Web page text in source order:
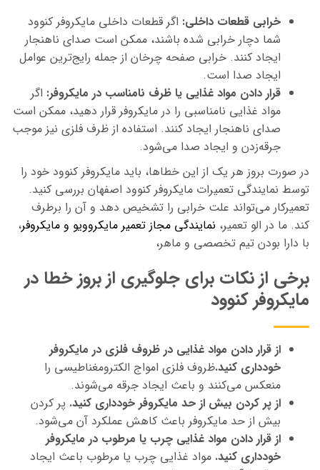
خرابی قطعات داخلی: اگر قطعات داخلی مایکروفر کنوود
شما دچار خرابی شده باشند، ممکن است صدای ناهنجار
ایجاد کنند. خرابی صفحه چرخان از جمله رایج‌ترین عوامل
ایجاد صدا است.
قرار دادن مواد غذایی یا ظرف نامناسب در مایکروفر: اگر
مواد غذایی نامناسبی را در مایکروفر قرار دهید، ممکن است
صدای ناهنجار ایجاد کنند. استفاده از ظرف فلزی نیز موجب
جرقه‌زدن و ایجاد صدا می‌شود.
در صورت بروز هر یک از این خطاها، باید مایکروفر کنوود خود را
توسط نمایندگی تعمیرات مایکروفر کنوود اصفهان بررسی کنید.
تعمیرکار می‌تواند علت خرابی را تشخیص دهد و آن را برطرف
کند. ما در الو تعمیر، نمایندگی مجاز تعمیر مایکروویو و مایکروفر،
با دارا بودن تیم تخصصی و ماهر،
برخی از نکات برای جلوگیری از بروز خطا در
مایکروفر کنوود
از قرار دادن مواد غذایی در ظروف فلزی در مایکروفر
خودداری کنید.ظروف فلزی امواج الکترومغناطیسی را
منعکس می‌کنند و باعث ایجاد جرقه می‌شوند.
از پر کردن بیش از حد مایکروفر خودداری کنید. پر کردن
بیش از حد مایکروفر باعث کاهش عملکرد آن می‌شود.
از قرار دادن مواد غذایی چرب یا مرطوب در مایکروفر
خودداری کنید. مواد غذایی چرب یا مرطوب باعث ایجاد